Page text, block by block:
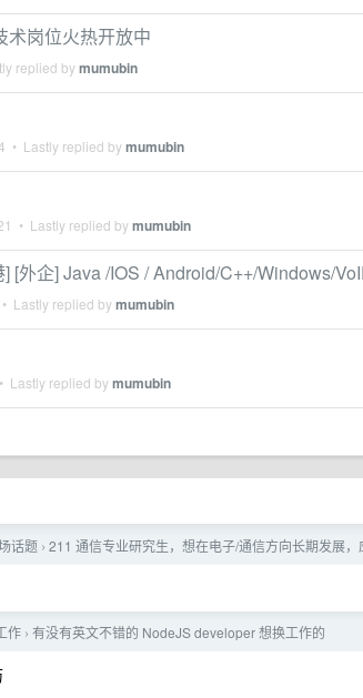
术岗位火热开放中
replied bymumubin
• Lastly replied bymumubin
• Lastly replied bymumubin
[外企] Java /IOS / Android/C++/Windows/
• Lastly replied bymumubin
• Lastly replied bymumubin
话题 › 211 通信专业研究生，想在电子/通信方向长期发展，
作 › 有没有英文不错的 NodeJS developer 想换工作的